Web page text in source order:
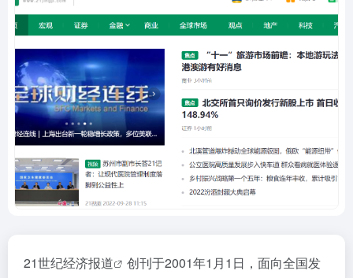
21世纪经济报道
创刊于2001年1月1日，面向全国发